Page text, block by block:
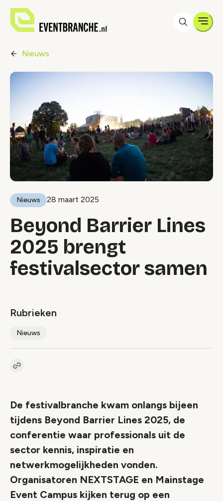
Nieuws
Nieuws 28 maart 2025
Beyond Barrier Lines
2025 brengt
festivalsector samen
Rubrieken
Nieuws
Kopieer link naar artikel
De festivalbranche kwam onlangs bijeen
tijdens Beyond Barrier Lines 2025, de
conferentie waar professionals uit de
sector kennis, inspiratie en
netwerkmogelijkheden vonden.
Organisatoren NEXTSTAGE en Mainstage
Event Campus kijken terug op een